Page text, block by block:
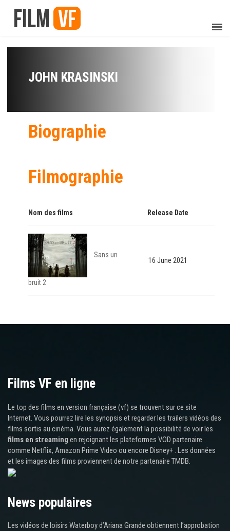
JOHN KRASINSKI
Biographie
Filmographie
Nom des films Release Date
Sans un
bruit 2
16 June 2021
Films VF en ligne
Le top des films en version française (vf) se trouvent sur ce site
Internet. Vous pourrez lire les synopsis et regarder les trailers vidéos des
films sortis au cinéma. Vous aurez également la possibilité de voir les
films en streaming en rejoignant les plateformes VOD partenaire
comme Netflix, Amazon Prime Video ou encore Disney+ . Les données
et les images des films proviennent de notre partenaire TMDB.
News populaires
Les vidéos de loisirs Waterboy d’Ariana Grande obtiennent l’approbation